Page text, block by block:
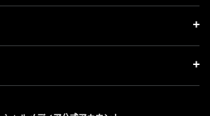
AI for Society」
ップ